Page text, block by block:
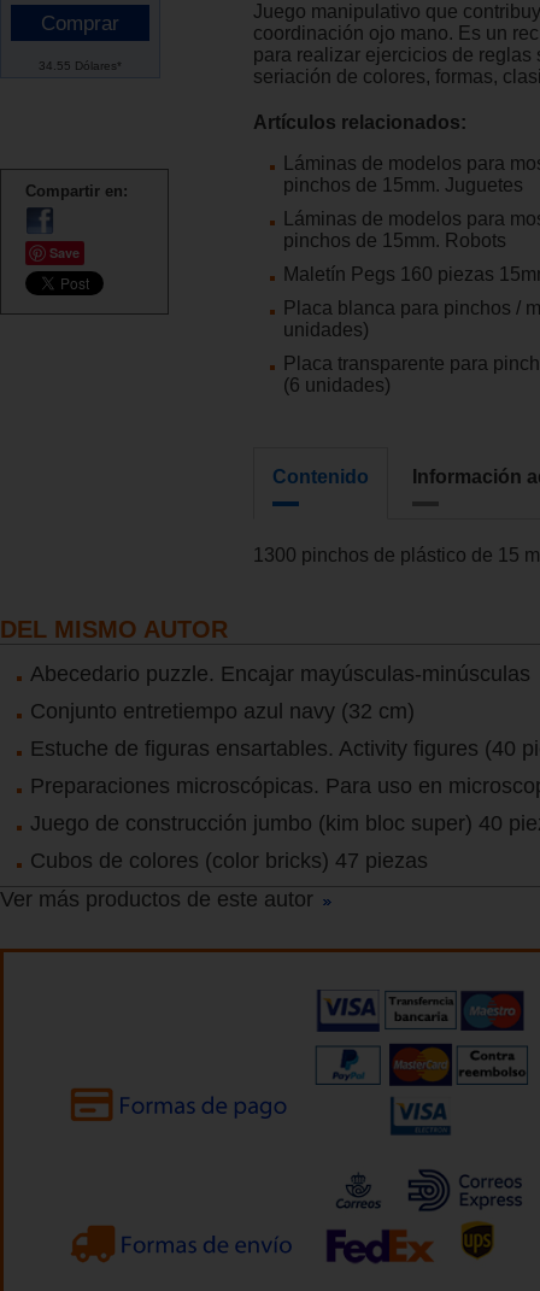
34.55 Dólares*
Compartir en:
Save
Juego manipulativo que
coordinación ojo mano. Es un
para realizar ejercicios de reglas
seriación de colores, formas,
Artículos relacionados:
Láminas de modelos para
pinchos de 15mm. Juguetes
Láminas de modelos para
pinchos de 15mm. Robots
Maletín Pegs 160 piezas
Placa blanca para pinchos /
unidades)
Placa transparente para
(6 unidades)
Contenido Información
1300 pinchos de plástico de 15
DEL MISMO AUTOR
Abecedario puzzle. Encajar mayúsculas-minúsculas
Conjunto entretiempo azul navy (32 cm)
Estuche de figuras ensartables. Activity figures (40
Preparaciones microscópicas. Para uso en
Juego de construcción jumbo (kim bloc super) 40
Cubos de colores (color bricks) 47 piezas
Ver más productos de este autor